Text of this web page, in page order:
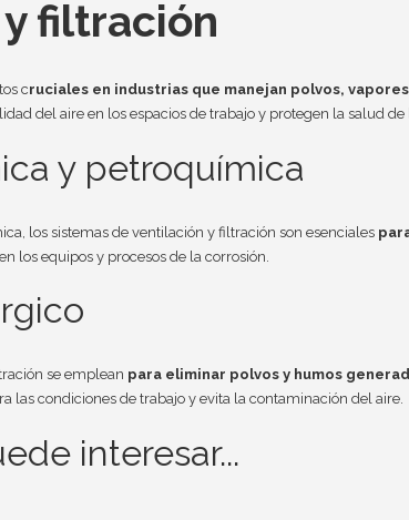
filtración
cruciales en industrias que manejan polvos,
del aire en los espacios de trabajo y protegen la salud de
y petroquímica
los sistemas de ventilación y filtración son esenciales
los equipos y procesos de la corrosión.
se emplean para eliminar polvos y humos
las condiciones de trabajo y evita la contaminación del aire.
interesar...